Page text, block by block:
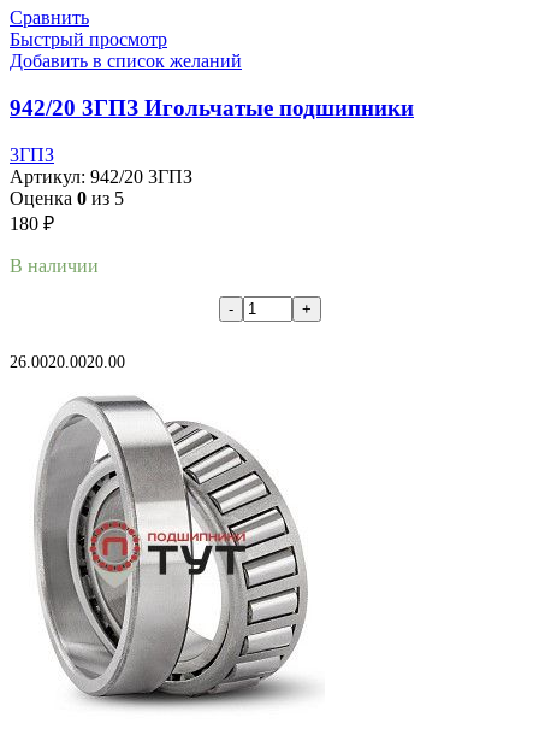
Сравнить
Быстрый просмотр
Добавить в список желаний
942/20 3ГПЗ Игольчатые подшипники
3ГПЗ
Артикул: 942/20 3ГПЗ
Оценка 0 из 5
180 ₽
В наличии
26.0020.0020.00